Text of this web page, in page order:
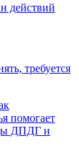
действий
требуется